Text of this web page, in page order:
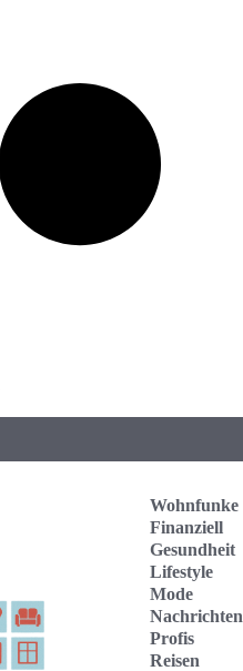
Wohnfunke
Finanziell
Gesundheit
Lifestyle
Mode
Nachrichten
Profis
Reisen